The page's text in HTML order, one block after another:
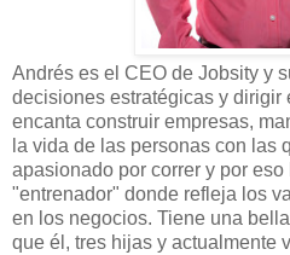
Andrés es el CEO de Jobsity y
decisiones estratégicas y dirigir
encanta construir empresas,
la vida de las personas con las
apasionado por correr y por
"entrenador" donde refleja los
en los negocios. Tiene una
que él, tres hijas y actualmente